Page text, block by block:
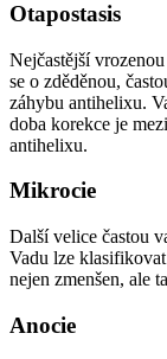
Otapostasis
Nejčastější
se o zděděnou,
záhybu antihelixu.
doba korekce je
antihelixu.
Mikrocie
Další velice častou
Vadu lze
nejen zmenšen, ale
Anocie